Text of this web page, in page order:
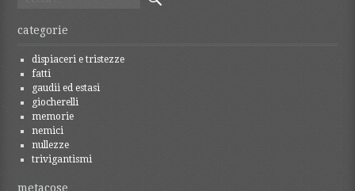
per:
categorie
dispiaceri e tristezze
fatti
gaudii ed estasi
giocherelli
memorie
nemici
nullezze
trivigantismi
metacose